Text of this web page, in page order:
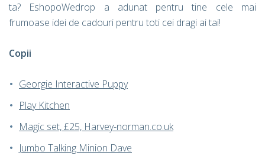
ta? EshopoWedrop a adunat pentru tine cele mai
frumoase idei de cadouri pentru toti cei dragi ai tai!
Copii
Georgie Interactive Puppy
Play Kitchen
Magic set, £25, Harvey-norman.co.uk
Jumbo Talking Minion Dave